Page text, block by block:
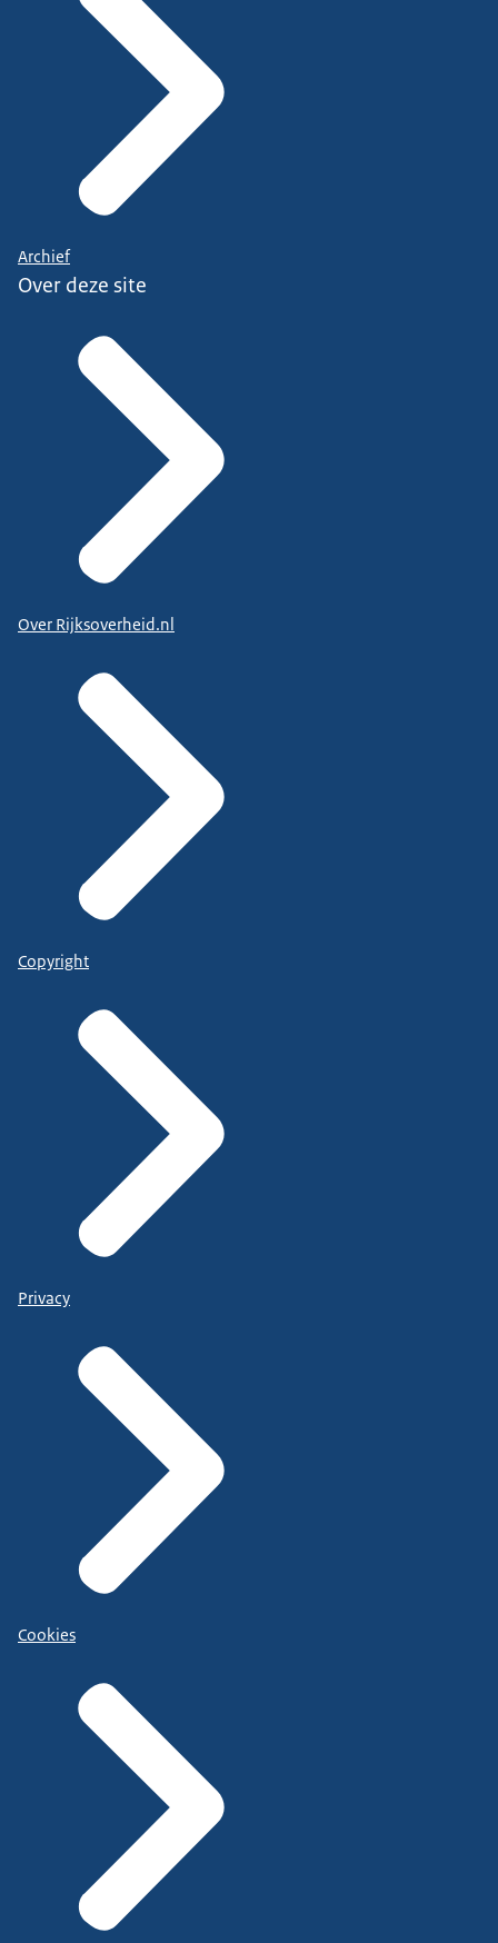
Archief
Over deze site
Over Rijksoverheid.nl
Copyright
Privacy
Cookies